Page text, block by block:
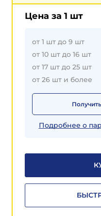
Цена за 1 шт
от 1 шт до 9 шт
от 10 шт до 16 шт
от 17 шт до 25 шт
от 26 шт и более
Подробнее о